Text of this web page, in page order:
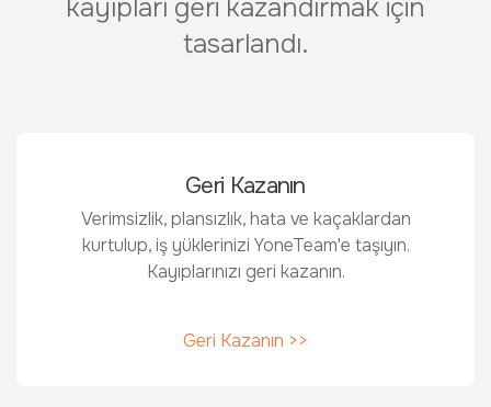
kayıpları geri kazandırmak için
tasarlandı.
Geri Kazanın
Verimsizlik, plansızlık, hata ve kaçaklardan
kurtulup, iş yüklerinizi YoneTeam'e taşıyın.
Kayıplarınızı geri kazanın.
Geri Kazanın >>